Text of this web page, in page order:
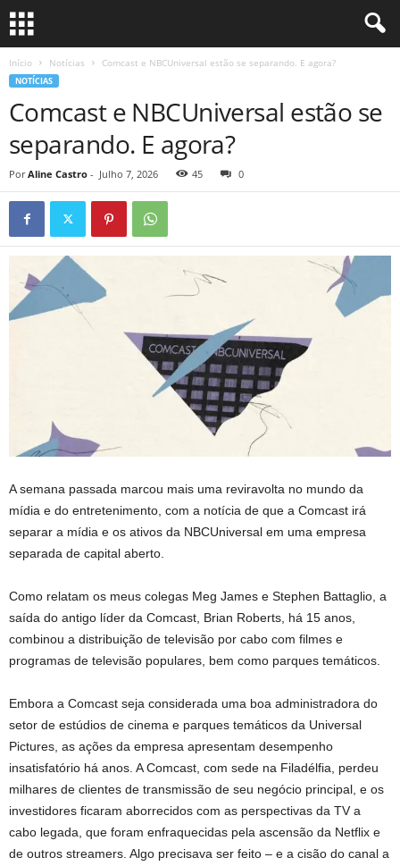
Início Notícias Comcast e NBCUniversal estão se separando. E agora?
NOTÍCIAS
Comcast e NBCUniversal estão se
separando. E agora?
Por Aline Castro - Julho 7, 2026 45 0
A semana passada marcou mais uma reviravolta no mundo da
mídia e do entretenimento, com a notícia de que a Comcast irá
separar a mídia e os ativos da NBCUniversal em uma empresa
separada de capital aberto.
Como relatam os meus colegas Meg James e Stephen Battaglio, a
saída do antigo líder da Comcast, Brian Roberts, há 15 anos,
combinou a distribuição de televisão por cabo com filmes e
programas de televisão populares, bem como parques temáticos.
Embora a Comcast seja considerada uma boa administradora do
setor de estúdios de cinema e parques temáticos da Universal
Pictures, as ações da empresa apresentam desempenho
insatisfatório há anos. A Comcast, com sede na Filadélfia, perdeu
milhares de clientes de transmissão de seu negócio principal, e os
investidores ficaram aborrecidos com as perspectivas da TV a
cabo legada, que foram enfraquecidas pela ascensão da Netflix e
de outros streamers. Algo precisava ser feito – e a cisão do canal a